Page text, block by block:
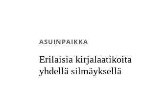
Erilaisia kirjalaatikoita
yhdellä silmäyksellä
ASUINPAIKKA